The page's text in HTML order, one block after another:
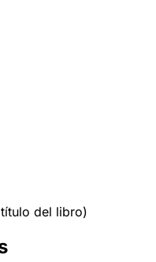
del libro)